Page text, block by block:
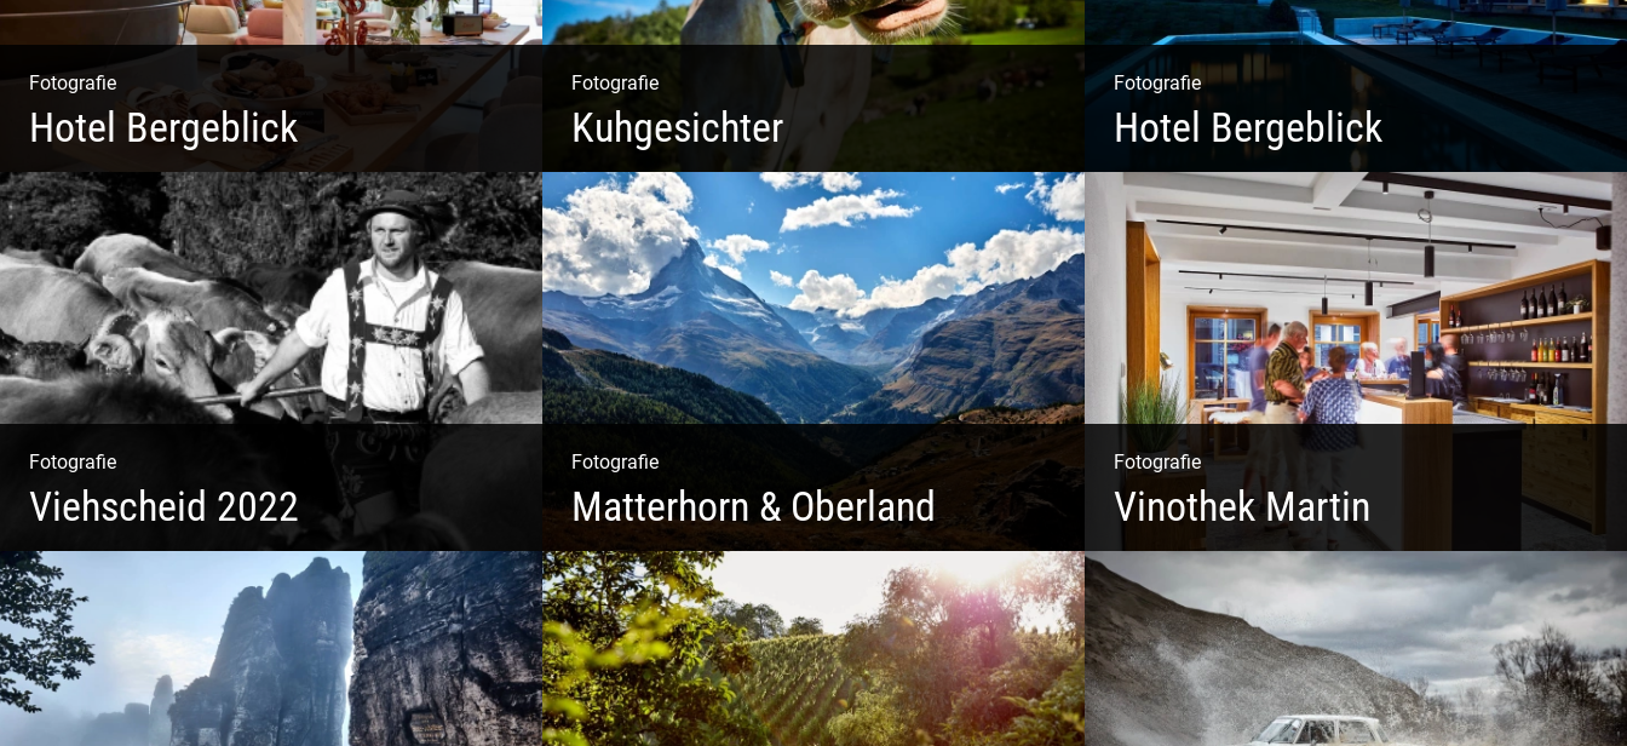
Fotografie
Hotel Bergeblick
Zweites Shooting für das Designhotel in Bad Tölz
Fotografie
Kuhgesichter
Kuhportraits
Fotografie
Hotel Bergeblick
Wunderbare Architektur, außergewöhnliches Design –
eine Oase der Ruhe und Entspannung. Ausgedehnte
Fotostrecke
Fotografie
Viehscheid 2022
Fotografie
Matterhorn & Oberland
Impressionen Gornergrat & Berner Oberland
Fotografie
Vinothek Martin
Shooting Vinothek und Ferienwohnung